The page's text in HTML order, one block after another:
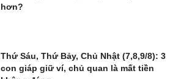
hơn?
Thứ Sáu, Thứ Bảy, Chủ Nhật (7,8,9/8): 3
con giáp giữ ví, chủ quan là mất tiền